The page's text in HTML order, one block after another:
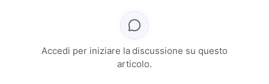
Accedi per iniziare la discussione su questo
articolo.